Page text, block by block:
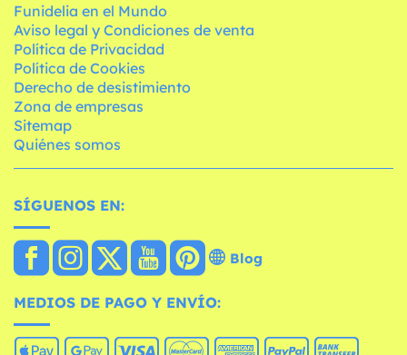
Funidelia en el Mundo
Aviso legal y Condiciones de venta
Política de Privacidad
Política de Cookies
Derecho de desistimiento
Zona de empresas
Sitemap
Quiénes somos
SÍGUENOS EN:
Blog
MEDIOS DE PAGO Y ENVÍO: